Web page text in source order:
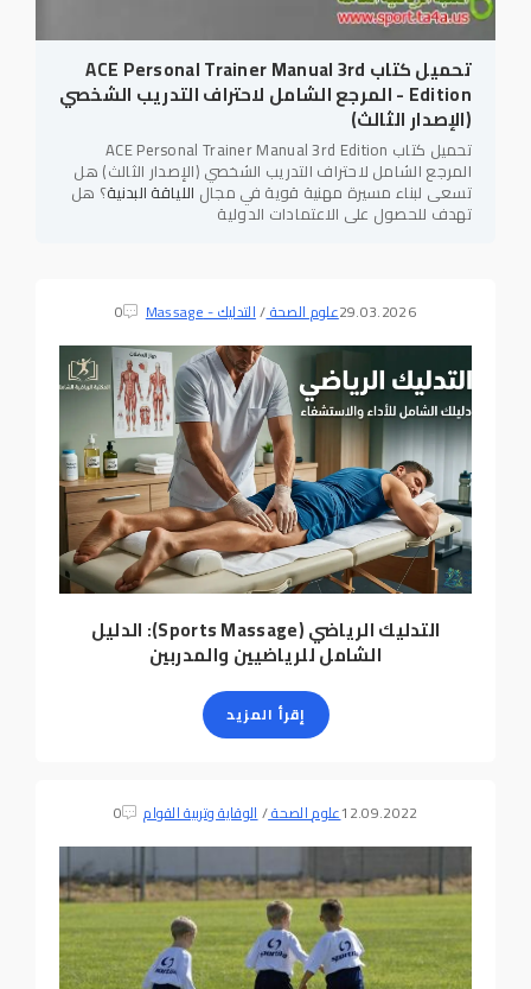
تحميل كتاب ACE Personal Trainer Manual 3rd
Edition - المرجع الشامل لاحتراف التدريب الشخصي
(الإصدار الثالث)
تحميل كتاب ACE Personal Trainer Manual 3rd Edition
المرجع الشامل لاحتراف التدريب الشخصي (الإصدار الثالث) هل
تسعى لبناء مسيرة مهنية قوية في مجال اللياقة البدنية؟ هل
تهدف للحصول على الاعتمادات الدولية
29.03.2026علوم الصحة/التدليك - Massage 0
التدليك الرياضي (Sports Massage): الدليل
الشامل للرياضيين والمدربين
إقرأ المزيد
12.09.2022علوم الصحة/الوقاية وتربية القوام 0